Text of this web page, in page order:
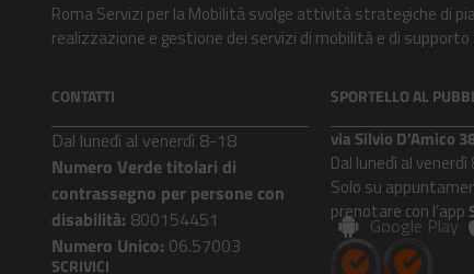
Roma Servizi per la Mobilità svolge attività strategiche di
realizzazione e gestione dei servizi di mobilità e di
CONTATTI
Dal lunedì al venerdì 8-18
Numero Verde titolari di
contrassegno per persone con
disabilità: 800154451
Numero Unico: 06.57003
SCRIVICI
SPORTELLO AL
via Silvio D’Amico
Dal lunedì al
Solo su
prenotare con l’app
Google Play